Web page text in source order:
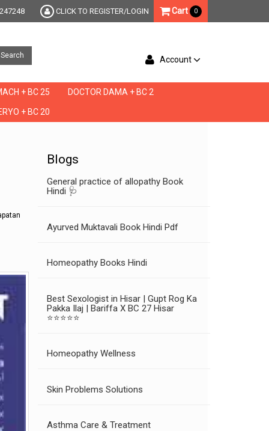
CLICK TO REGISTER/LOGIN Cart 0
Search Account
+ BC 25 DOCTOR DAMA + BC 2
+ BC 20
Blogs
General practice of allopathy Book
Hindi 🩺
Ayurved Muktavali Book Hindi Pdf
Homeopathy Books Hindi
Best Sexologist in Hisar | Gupt Rog Ka
Pakka Ilaj | Bariffa X BC 27 Hisar
⭐⭐⭐⭐⭐
Homeopathy Wellness
Skin Problems Solutions
Asthma Care & Treatment